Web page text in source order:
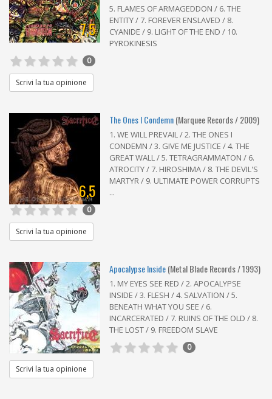
7,5
5. FLAMES OF ARMAGEDDON / 6. THE
ENTITY / 7. FOREVER ENSLAVED / 8.
CYANIDE / 9. LIGHT OF THE END / 10.
PYROKINESIS
0
Scrivi la tua opinione
6,5
The Ones I Condemn(Marquee Records / 2009)
1. WE WILL PREVAIL / 2. THE ONES I
CONDEMN / 3. GIVE ME JUSTICE / 4. THE
GREAT WALL / 5. TETRAGRAMMATON / 6.
ATROCITY / 7. HIROSHIMA / 8. THE DEVIL'S
MARTYR / 9. ULTIMATE POWER CORRUPTS
...
0
Scrivi la tua opinione
Apocalypse Inside(Metal Blade Records / 1993)
1. MY EYES SEE RED / 2. APOCALYPSE
INSIDE / 3. FLESH / 4. SALVATION / 5.
BENEATH WHAT YOU SEE / 6.
INCARCERATED / 7. RUINS OF THE OLD / 8.
THE LOST / 9. FREEDOM SLAVE
0
Scrivi la tua opinione